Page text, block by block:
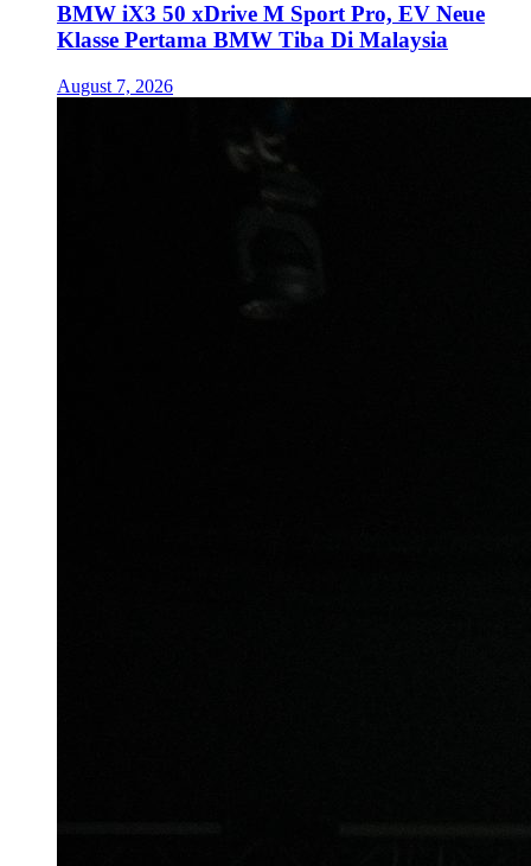
BMW iX3 50 xDrive M Sport Pro, EV Neue
Klasse Pertama BMW Tiba Di Malaysia
August 7, 2026